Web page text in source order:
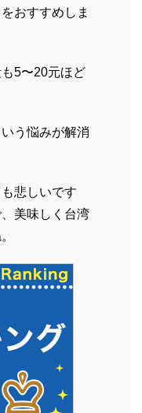
おすすめしま
5〜20元ほど
う悩みが解消
悲しいです
美味しく台湾